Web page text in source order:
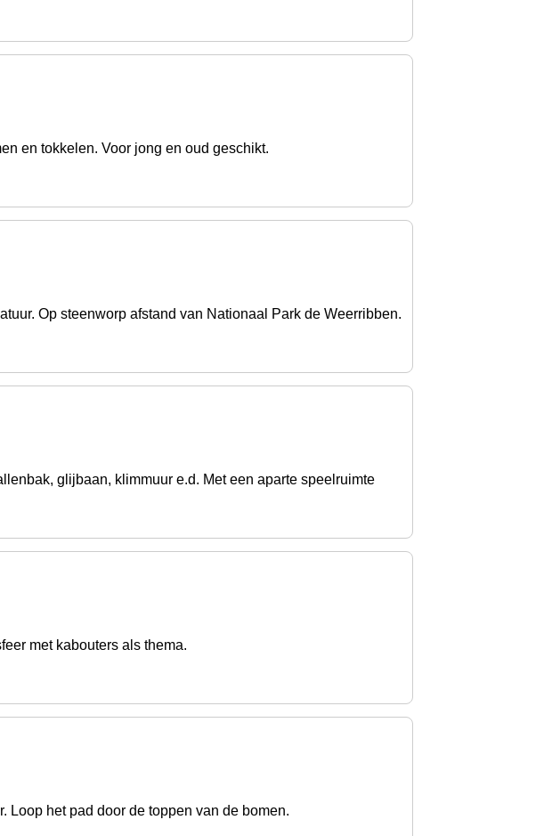
en tokkelen. Voor jong en oud geschikt.
Op steenworp afstand van Nationaal Park de Weerribben.
glijbaan, klimmuur e.d. Met een aparte speelruimte
met kabouters als thema.
Loop het pad door de toppen van de bomen.